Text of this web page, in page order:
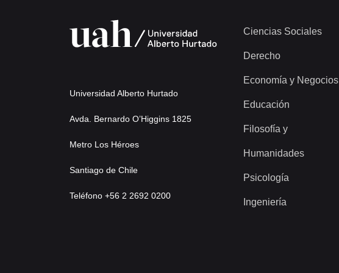
Universidad Alberto Hurtado
Avda. Bernardo O’Higgins 1825
Metro Los Héroes
Santiago de Chile
Teléfono +56 2 2692 0200
Ciencias Sociales
Derecho
Economía y Negocios
Educación
Filosofía y
Humanidades
Psicología
Ingeniería